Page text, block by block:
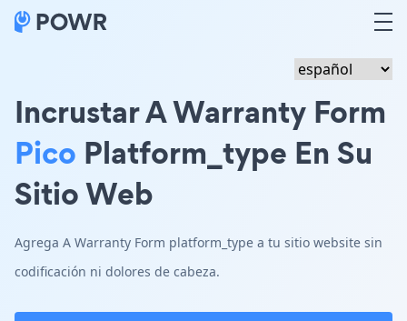
Incrustar A Warranty Form
Pico Platform_type En Su
Sitio Web
Agrega A Warranty Form platform_type a tu sitio website sin
codificación ni dolores de cabeza.